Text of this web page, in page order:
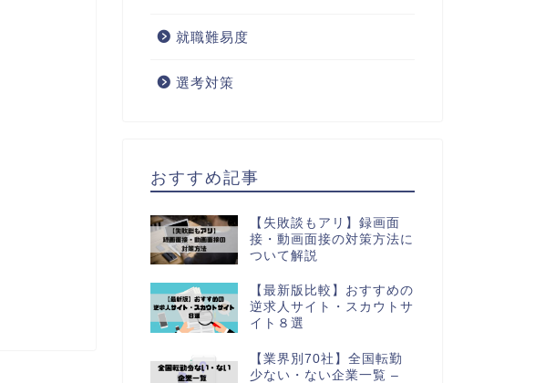
就職難易度
選考対策
おすすめ記事
【失敗談もアリ】録画面
接・動画面接の対策方法に
ついて解説
【最新版比較】おすすめの
逆求人サイト・スカウトサ
イト８選
【業界別70社】全国転勤
少ない・ない企業一覧 –